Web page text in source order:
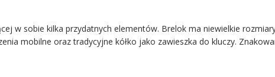
w sobie kilka przydatnych elementów. Brelok ma niewielkie
mobilne oraz tradycyjne kółko jako zawieszka do kluczy.